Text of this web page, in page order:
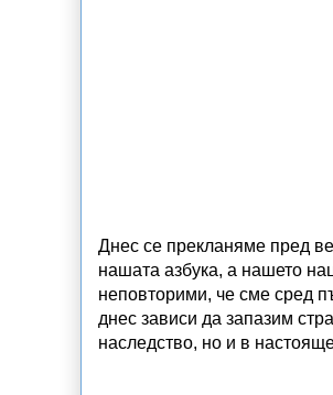
Днес се прекланяме пред
нашата азбука, а нашето
неповторими, че сме сред
днес зависи да запазим
наследство, но и в